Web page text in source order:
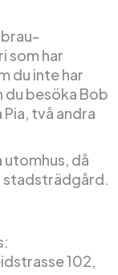
som har
du inte har
besöka Bob
två andra
utomhus, då
stadsträdgård.
102,